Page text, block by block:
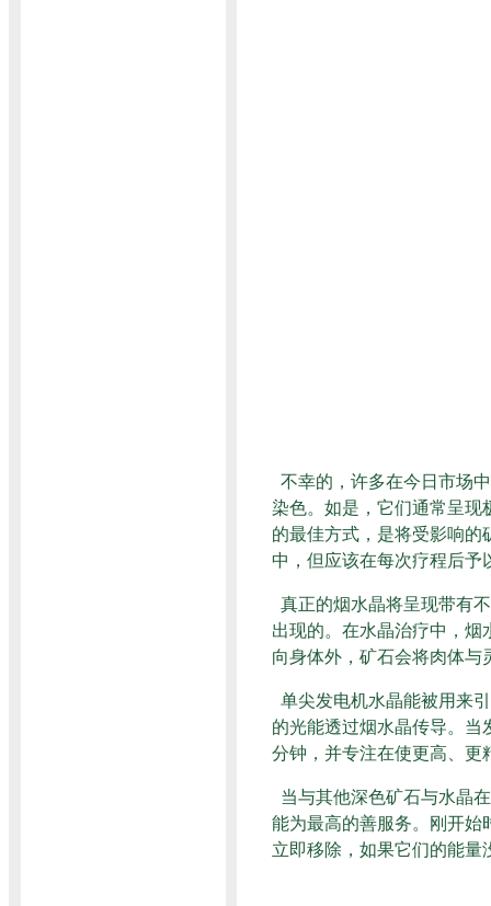
不幸的，许多在今日市场
染色。如是，它们通常呈现
的最佳方式，是将受影响的
中，但应该在每次疗程后予
真正的烟水晶将呈现带有
出现的。在水晶治疗中，烟
向身体外，矿石会将肉体与
单尖发电机水晶能被用来
的光能透过烟水晶传导。当
分钟，并专注在使更高、更
当与其他深色矿石与水晶
能为最高的善服务。刚开始
立即移除，如果它们的能量